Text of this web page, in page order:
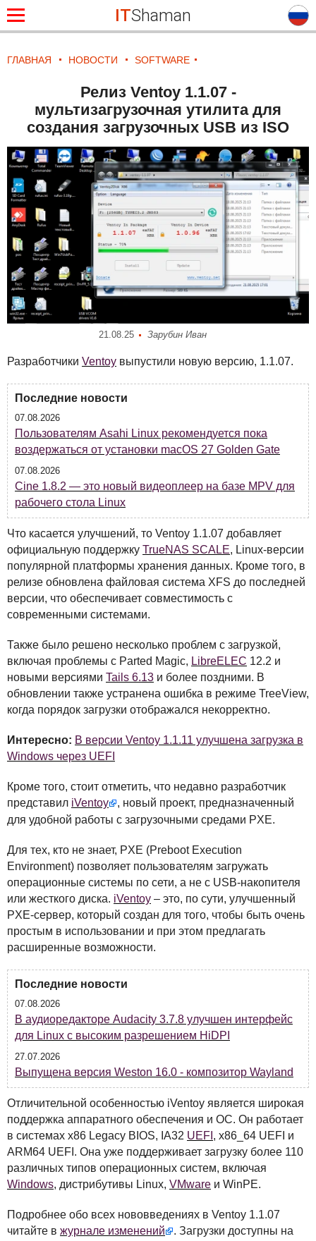
ITShaman
ГЛАВНАЯ НОВОСТИ SOFTWARE
Релиз Ventoy 1.1.07 -
мультизагрузочная утилита для
создания загрузочных USB из ISO
21.08.25 Зарубин Иван
Разработчики Ventoy выпустили новую версию, 1.1.07.
Последние новости
07.08.2026
Пользователям Asahi Linux рекомендуется пока
воздержаться от установки macOS 27 Golden Gate
07.08.2026
Cine 1.8.2 — это новый видеоплеер на базе MPV для
рабочего стола Linux
Что касается улучшений, то Ventoy 1.1.07 добавляет
официальную поддержку TrueNAS SCALE, Linux-версии
популярной платформы хранения данных. Кроме того, в
релизе обновлена файловая система XFS до последней
версии, что обеспечивает совместимость с
современными системами.
Также было решено несколько проблем с загрузкой,
включая проблемы с Parted Magic, LibreELEC 12.2 и
новыми версиями Tails 6.13 и более поздними. В
обновлении также устранена ошибка в режиме TreeView,
когда порядок загрузки отображался некорректно.
Интересно: В версии Ventoy 1.1.11 улучшена загрузка в
Windows через UEFI
Кроме того, стоит отметить, что недавно разработчик
представил iVentoy
, новый проект, предназначенный
для удобной работы с загрузочными средами PXE.
Для тех, кто не знает, PXE (Preboot Execution
Environment) позволяет пользователям загружать
операционные системы по сети, а не с USB-накопителя
или жесткого диска. iVentoy – это, по сути, улучшенный
PXE-сервер, который создан для того, чтобы быть очень
простым в использовании и при этом предлагать
расширенные возможности.
Последние новости
07.08.2026
В аудиоредакторе Audacity 3.7.8 улучшен интерфейс
для Linux с высоким разрешением HiDPI
27.07.2026
Выпущена версия Weston 16.0 - композитор Wayland
Отличительной особенностью iVentoy является широкая
поддержка аппаратного обеспечения и ОС. Он работает
в системах x86 Legacy BIOS, IA32 UEFI , x86_64 UEFI и
ARM64 UEFI . Она уже поддерживает загрузку более 110
различных типов операционных систем, включая
Windows, дистрибутивы Linux, VMware и WinPE.
Подробнее обо всех нововведениях в Ventoy 1.1.07
читайте в журнале изменений
. Загрузки доступны на